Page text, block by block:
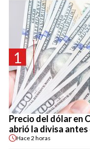
1
Precio del dólar en
abrió la divisa
Hace2 horas